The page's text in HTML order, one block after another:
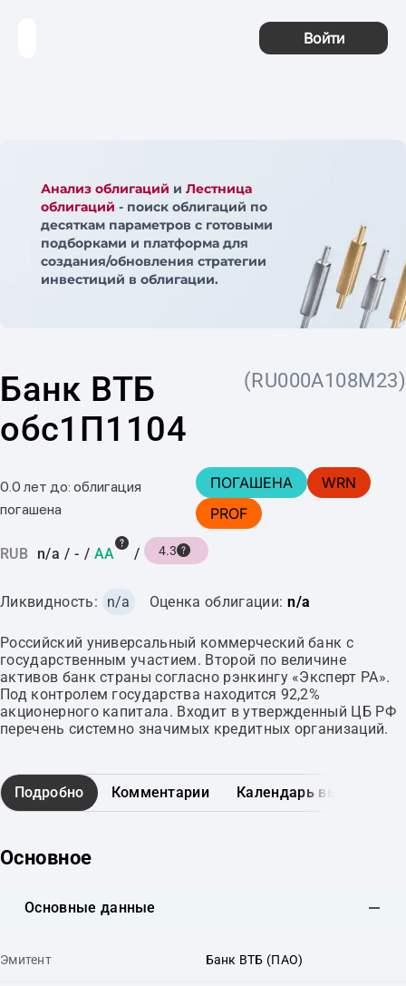
Войти
Анализ облигаций и Лестница
облигаций - поиск облигаций по
десяткам параметров с готовыми
подборками и платформа для
создания/обновления стратегии
инвестиций в облигации.
Банк ВТБ
обс1П1104
(RU000A108M23)
0.0 лет до: облигация
погашена
ПОГАШЕНА
WRN
PROF
RUB n/a / - / AA / 4.3
Ликвидность: n/a Оценка облигации: n/a
Российский универсальный коммерческий банк с
государственным участием. Второй по величине
активов банк страны согласно рэнкингу «Эксперт РА».
Под контролем государства находится 92,2%
акционерного капитала. Входит в утвержденный ЦБ РФ
перечень системно значимых кредитных организаций.
Подробно Комментарии Календарь выплат
Основное
Основные данные
Эмитент Банк ВТБ (ПАО)